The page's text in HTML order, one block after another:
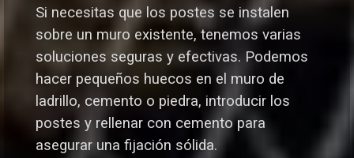
Si necesitas que los postes se instalen
sobre un muro existente, tenemos varias
soluciones seguras y efectivas. Podemos
hacer pequeños huecos en el muro de
ladrillo, cemento o piedra, introducir los
postes y rellenar con cemento para
asegurar una fijación sólida.